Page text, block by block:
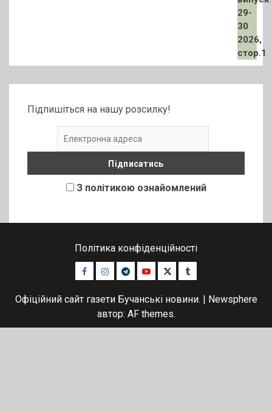
Підпишіться на нашу розсилку!
З політикою ознайомлений
Політика конфіденційності
Facebook
Instagram
TelegramYoutubeTwitterTumblr
Офіційний сайт газети Бучанські новини. | Newsphere
автор: AF themes.